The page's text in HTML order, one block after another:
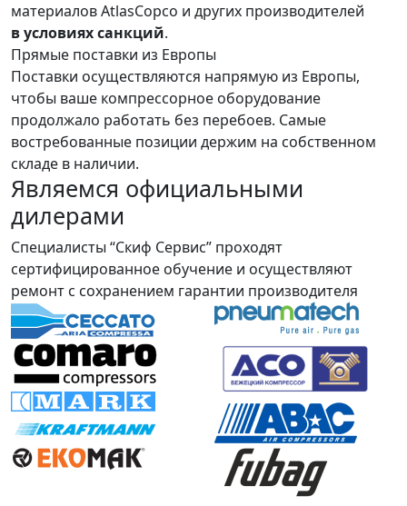
материалов AtlasCopco и других производителей
в условиях санкций.
Прямые поставки из Европы
Поставки осуществляются напрямую из Европы,
чтобы ваше компрессорное оборудование
продолжало работать без перебоев. Самые
востребованные позиции держим на собственном
складе в наличии.
Являемся официальными
дилерами
Специалисты “Скиф Сервис” проходят
сертифицированное обучение и осуществляют
ремонт с сохранением гарантии производителя